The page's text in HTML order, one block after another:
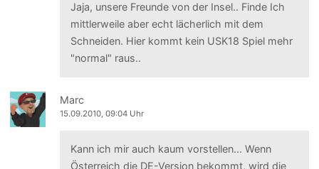
Jaja, unsere Freunde von der Insel.. Finde Ich
mittlerweile aber echt lächerlich mit dem
Schneiden. Hier kommt kein USK18 Spiel mehr
"normal" raus..
Marc
15.09.2010, 09:04 Uhr
Kann ich mir auch kaum vorstellen... Wenn
Österreich die DE-Version bekommt, wird die